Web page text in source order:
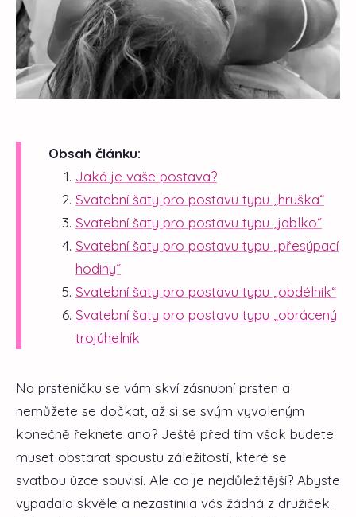
Obsah článku:
Jaká je vaše postava?
Svatební šaty pro postavu typu „hruška“
Svatební šaty pro postavu typu „jablko“
Svatební šaty pro postavu typu „přesýpací
hodiny“
Svatební šaty pro postavu typu „obdélník“
Svatební šaty pro postavu typu „obrácený
trojúhelník
Na prsteníčku se vám skví zásnubní prsten a
nemůžete se dočkat, až si se svým vyvoleným
konečně řeknete ano? Ještě před tím však budete
muset obstarat spoustu záležitostí, které se
svatbou úzce souvisí. Ale co je nejdůležitější? Abyste
vypadala skvěle a nezastínila vás žádná z družiček.